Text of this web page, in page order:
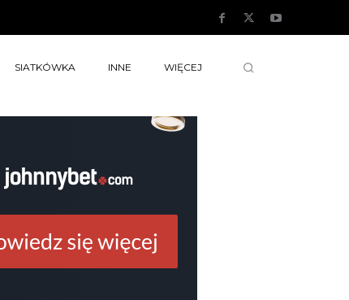
SIATKÓWKA INNE WIĘCEJ